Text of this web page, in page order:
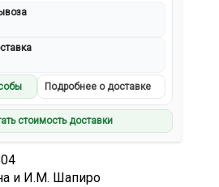
Подробнее о доставке
стоимость доставки
и И.М. Шапиро